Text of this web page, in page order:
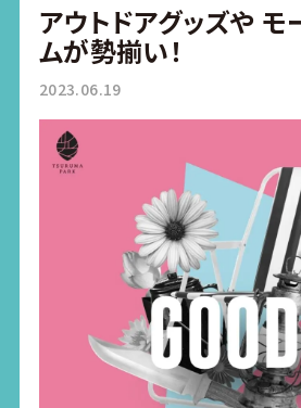
アウトドアグッズや モ
ムが勢揃い！
2023.06.19